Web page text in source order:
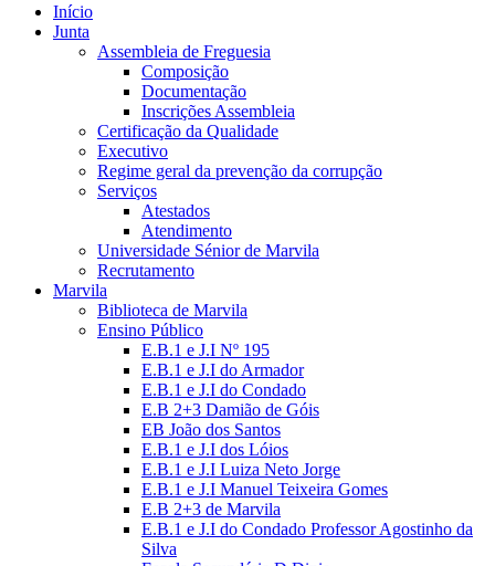
Início
Junta
Assembleia de Freguesia
Composição
Documentação
Inscrições Assembleia
Certificação da Qualidade
Executivo
Regime geral da prevenção da corrupção
Serviços
Atestados
Atendimento
Universidade Sénior de Marvila
Recrutamento
Marvila
Biblioteca de Marvila
Ensino Público
E.B.1 e J.I Nº 195
E.B.1 e J.I do Armador
E.B.1 e J.I do Condado
E.B 2+3 Damião de Góis
EB João dos Santos
E.B.1 e J.I dos Lóios
E.B.1 e J.I Luiza Neto Jorge
E.B.1 e J.I Manuel Teixeira Gomes
E.B 2+3 de Marvila
E.B.1 e J.I do Condado Professor Agostinho da
Silva